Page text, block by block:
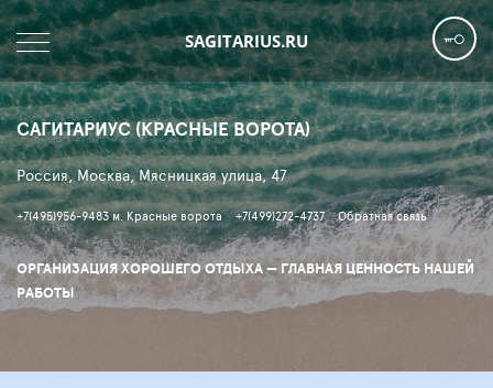
SAGITARIUS.RU
САГИТАРИУС (КРАСНЫЕ ВОРОТА)
Россия, Москва, Мясницкая улица, 47
+7(495)956-9483 м. Красные ворота +7(499)272-4737 Обратная связь
ОРГАНИЗАЦИЯ ХОРОШЕГО ОТДЫХА — ГЛАВНАЯ ЦЕННОСТЬ НАШЕЙ
РАБОТЫ